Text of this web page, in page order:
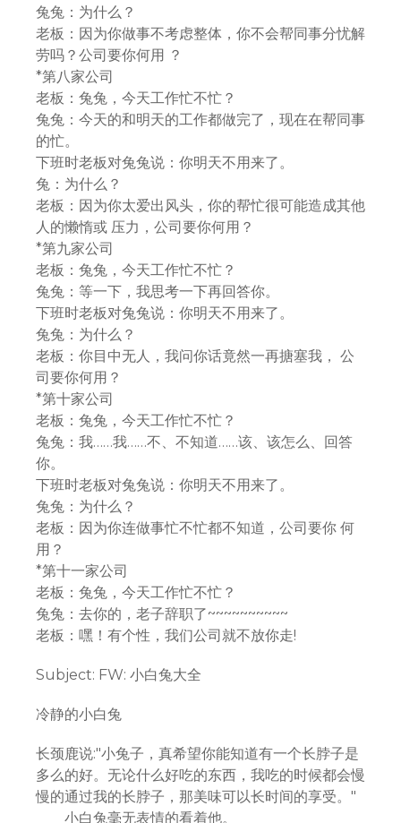
兔兔：为什么？
老板：因为你做事不考虑整体，你不会帮同事分忧解
劳吗？公司要你何用 ？
*第八家公司
老板：兔兔，今天工作忙不忙？
兔兔：今天的和明天的工作都做完了，现在在帮同事
的忙。
下班时老板对兔兔说：你明天不用来了。
兔：为什么？
老板：因为你太爱出风头，你的帮忙很可能造成其他
人的懒惰或 压力，公司要你何用？
*第九家公司
老板：兔兔，今天工作忙不忙？
兔兔：等一下，我思考一下再回答你。
下班时老板对兔兔说：你明天不用来了。
兔兔：为什么？
老板：你目中无人，我问你话竟然一再搪塞我， 公
司要你何用？
*第十家公司
老板：兔兔，今天工作忙不忙？
兔兔：我……我……不、不知道……该、该怎么、回答
你。
下班时老板对兔兔说：你明天不用来了。
兔兔：为什么？
老板：因为你连做事忙不忙都不知道，公司要你 何
用？
*第十一家公司
老板：兔兔，今天工作忙不忙？
兔兔：去你的，老子辞职了~~~~~~~~~~
老板：嘿！有个性，我们公司就不放你走!
Subject: FW: 小白兔大全
冷静的小白兔
长颈鹿说:"小兔子，真希望你能知道有一个长脖子是
多么的好。无论什么好吃的东西，我吃的时候都会慢
慢的通过我的长脖子，那美味可以长时间的享受。"
小白兔毫无表情的看着他。